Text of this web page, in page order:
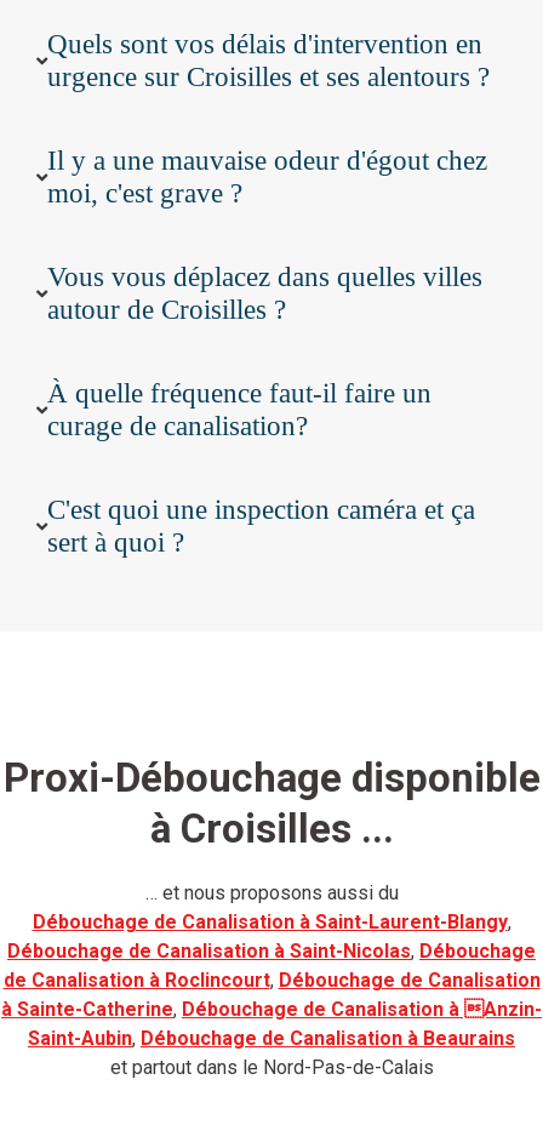
Quels sont vos délais d'intervention en
urgence sur Croisilles et ses alentours ?
Il y a une mauvaise odeur d'égout chez
moi, c'est grave ?
Vous vous déplacez dans quelles villes
autour de Croisilles ?
À quelle fréquence faut-il faire un
curage de canalisation?
C'est quoi une inspection caméra et ça
sert à quoi ?
Proxi-Débouchage disponible
à Croisilles ...
… et nous proposons aussi du
Débouchage de Canalisation à Saint-Laurent-Blangy,
Débouchage de Canalisation à Saint-Nicolas, Débouchage
de Canalisation à Roclincourt, Débouchage de Canalisation
à Sainte-Catherine, Débouchage de Canalisation à Anzin-
Saint-Aubin, Débouchage de Canalisation à Beaurains
et partout dans le Nord-Pas-de-Calais